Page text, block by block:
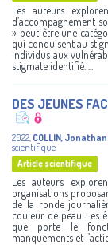
Les auteurs
d’accompagnement
» peut être une
qui conduisent au
individus aux
stigmate identifié. ...
DES JEUNES
2022, COLLIN, Jonathan
scientifique
Article scientifique
Les auteurs
organisations
de la ronde
couleur de peau. Les
que porte le
manquements et